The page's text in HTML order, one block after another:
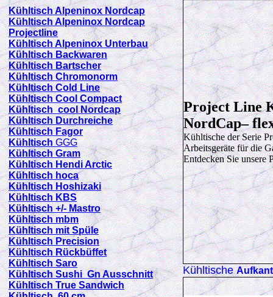
Kühltisch Alpeninox Nordcap
Kühltisch Alpeninox Nordcap
Projectline
Kühltisch Alpeninox Unterbau
Kühltisch Backwaren
Kühltisch Bartscher
Kühltisch Chromonorm
Kühltisch Cold Line
Kühltisch Cool Compact
Kühltisch cool Nordcap
Kühltisch Durchreiche
Kühltisch Fagor
KühltischGGG
Kühltisch Gram
Kühltisch Hendi Arctic
Kühltisch hoca
Kühltisch Hoshizaki
Kühltisch KBS
Kühltisch +/- Mastro
Kühltisch mbm
Kühltisch mit Spüle
Kühltisch Precision
Kühltisch Rückbüffet
Kühltisch Saro
Kühltisch Sushi Gn Ausschnitt
Kühltisch True Sandwich
Project Line
NordCap–
Kühltische der Serie
Arbeitsgeräte für die
Entdecken Sie unsere
Kühltische